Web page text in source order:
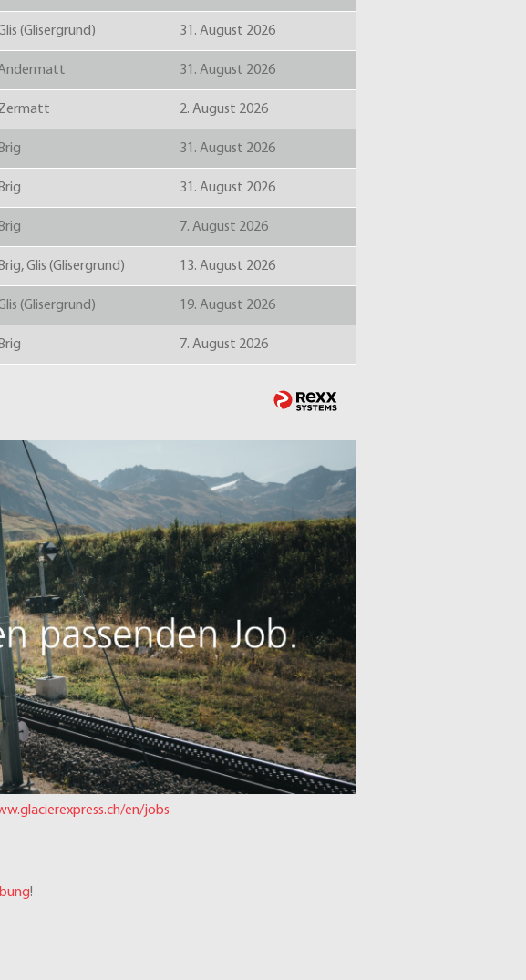
(Glisergrund) 31. August 2026
31. August 2026
2. August 2026
Brig 31. August 2026
Brig 31. August 2026
Brig 7. August 2026
Brig, Glis (Glisergrund) 13. August 2026
(Glisergrund) 19. August 2026
Brig 7. August 2026
en/jobs
!